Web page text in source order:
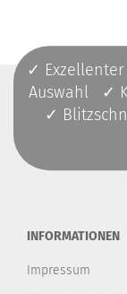
✓
Auswahl ✓
✓
INFORMATIONEN
Impressum